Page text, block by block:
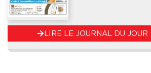
LIRE LE JOURNAL DU JOUR